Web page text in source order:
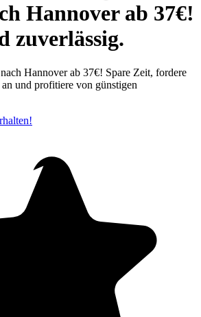
Hannover ab 37€!
zuverlässig.
Hannover ab 37€! Spare Zeit, fordere
und profitiere von günstigen